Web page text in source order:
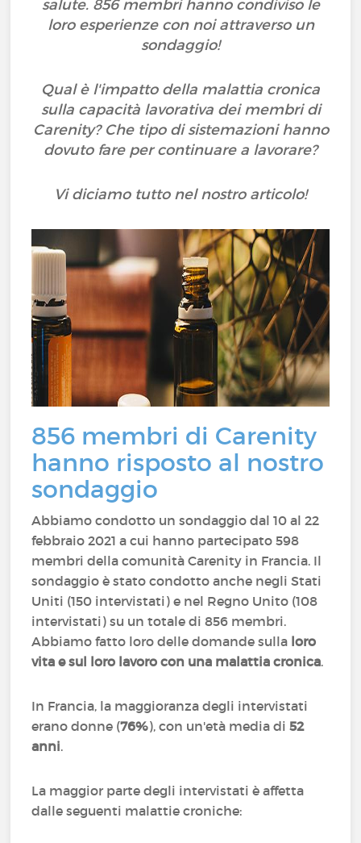
salute. 856 membri hanno condiviso le
loro esperienze con noi attraverso un
sondaggio!
Qual è l'impatto della malattia cronica
sulla capacità lavorativa dei membri di
Carenity? Che tipo di sistemazioni hanno
dovuto fare per continuare a lavorare?
Vi diciamo tutto nel nostro articolo!
856 membri di Carenity
hanno risposto al nostro
sondaggio
Abbiamo condotto un sondaggio dal 10 al 22
febbraio 2021 a cui hanno partecipato 598
membri della comunità Carenity in Francia. Il
sondaggio è stato condotto anche negli Stati
Uniti (150 intervistati) e nel Regno Unito (108
intervistati) su un totale di 856 membri.
Abbiamo fatto loro delle domande sulla loro
vita e sul loro lavoro con una malattia cronica.
In Francia, la maggioranza degli intervistati
erano donne (76%), con un'età media di52
anni.
La maggior parte degli intervistati è affetta
dalle seguenti malattie croniche: